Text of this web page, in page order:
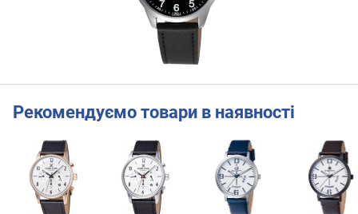
Рекомендуємо товари в наявності